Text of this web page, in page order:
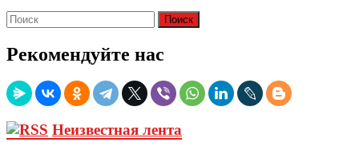
Рекомендуйте нас
Неизвестная лента